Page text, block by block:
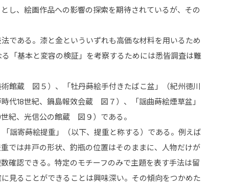
し、絵画作品への影響の探索を期待されているが、その
である。漆と金といういずれも高価な材料を用いるため
「基本と変容の検証」を考察するためには悉皆調査は難
館蔵 図５）、「牡丹蒔絵手付きたばこ盆」（紀州徳川
代18世紀、鍋島報效会蔵 図７）、「謡曲蒔絵煙草盆」
紀、光信公の館蔵 図９）である。
謡寄蒔絵提重」（以下、提重と称する）である。例えば
では井戸の形状、釣瓶の位置はそのままに、人物だけが
確認できる。特定のモチーフのみで主題を表す手法は留
見ることができることは興味深い。その傾向をつかめた